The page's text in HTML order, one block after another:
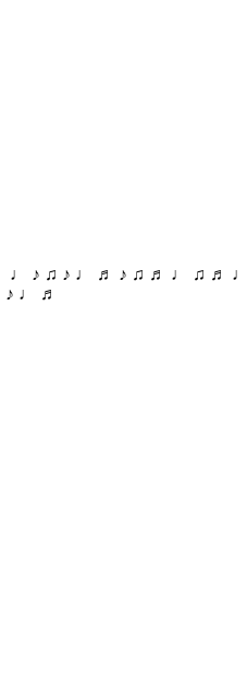
♪ ♫ ♪ ♩ ♬ ♪ ♫ ♬ ♩ ♫ ♬
♩ ♬